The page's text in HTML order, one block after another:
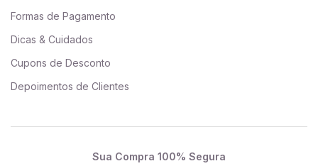
Formas de Pagamento
Dicas & Cuidados
Cupons de Desconto
Depoimentos de Clientes
Sua Compra 100% Segura